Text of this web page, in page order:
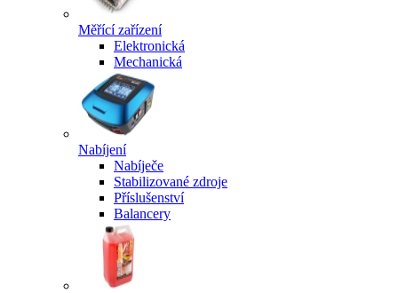
Měřící zařízení
Elektronická
Mechanická
Nabíjení
Nabíječe
Stabilizované zdroje
Příslušenství
Balancery